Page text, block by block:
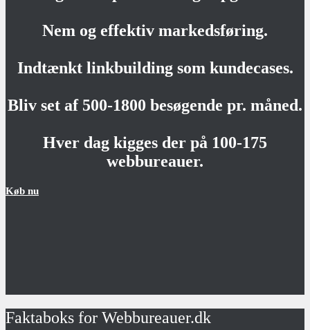
Nem og effektiv markedsføring.
Indtænkt linkbuilding som kundecases.
Bliv set af 500-1800 besøgende pr. måned.
Hver dag kigges der på 100-175
webbureauer.
Køb nu
Faktaboks for Webbureauer.dk